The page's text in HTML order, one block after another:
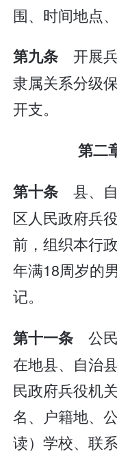
围、时间地点
第九条开展
隶属关系分级
开支。
第二
第十条县、
区人民政府兵
前，组织本行
年满18周岁的
记。
第十一条公
在地县、自治
民政府兵役机
名、户籍地、
读）学校、联